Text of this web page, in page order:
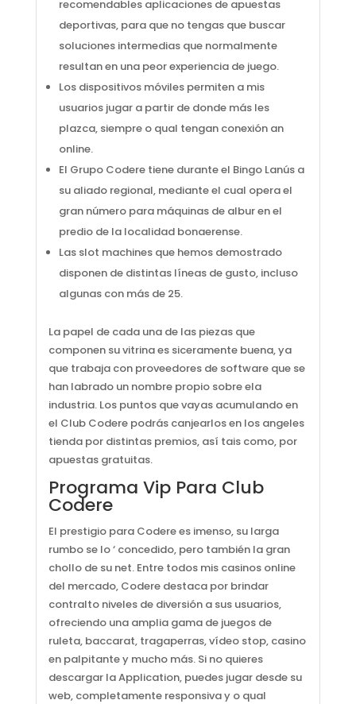
recomendables aplicaciones de apuestas
deportivas, para que no tengas que buscar
soluciones intermedias que normalmente
resultan en una peor experiencia de juego.
Los dispositivos móviles permiten a mis
usuarios jugar a partir de donde más les
plazca, siempre o qual tengan conexión an
online.
El Grupo Codere tiene durante el Bingo Lanús a
su aliado regional, mediante el cual opera el
gran número para máquinas de albur en el
predio de la localidad bonaerense.
Las slot machines que hemos demostrado
disponen de distintas líneas de gusto, incluso
algunas con más de 25.
La papel de cada una de las piezas que
componen su vitrina es siceramente buena, ya
que trabaja con proveedores de software que se
han labrado un nombre propio sobre ela
industria. Los puntos que vayas acumulando en
el Club Codere podrás canjearlos en los angeles
tienda por distintas premios, así tais como, por
apuestas gratuitas.
Programa Vip Para Club
Codere
El prestigio para Codere es imenso, su larga
rumbo se lo ‘ concedido, pero también la gran
chollo de su net. Entre todos mis casinos online
del mercado, Codere destaca por brindar
contralto niveles de diversión a sus usuarios,
ofreciendo una amplia gama de juegos de
ruleta, baccarat, tragaperras, vídeo stop, casino
en palpitante y mucho más. Si no quieres
descargar la Application, puedes jugar desde su
web, completamente responsiva y o qual